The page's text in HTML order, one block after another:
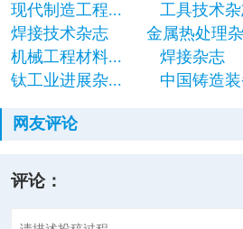
现代制造工程...
工具技术
焊接技术杂志
金属热处理
机械工程材料...
焊接杂志
钛工业进展杂...
中国铸造
网友评论
评论：